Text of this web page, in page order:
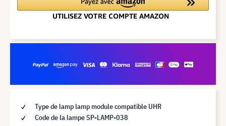
Type de lamp lamp module compatible UHR
Code de la lampe SP-LAMP-038